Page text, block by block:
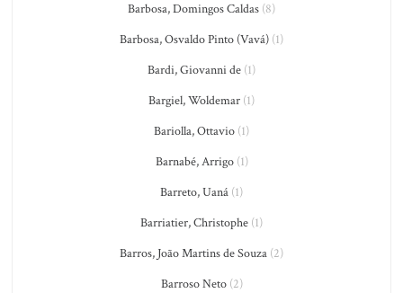
Barbosa, Domingos Caldas (8)
Barbosa, Osvaldo Pinto (Vavá) (1)
Bardi, Giovanni de (1)
Bargiel, Woldemar (1)
Bariolla, Ottavio (1)
Barnabé, Arrigo(1)
Barreto, Uaná (1)
Barriatier, Christophe (1)
Barros, João Martins de Souza (2)
Barroso Neto(2)